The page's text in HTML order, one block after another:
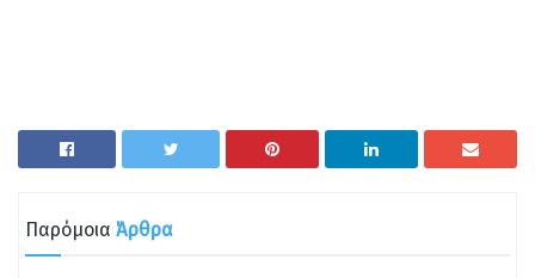
Παρόμοια Άρθρα